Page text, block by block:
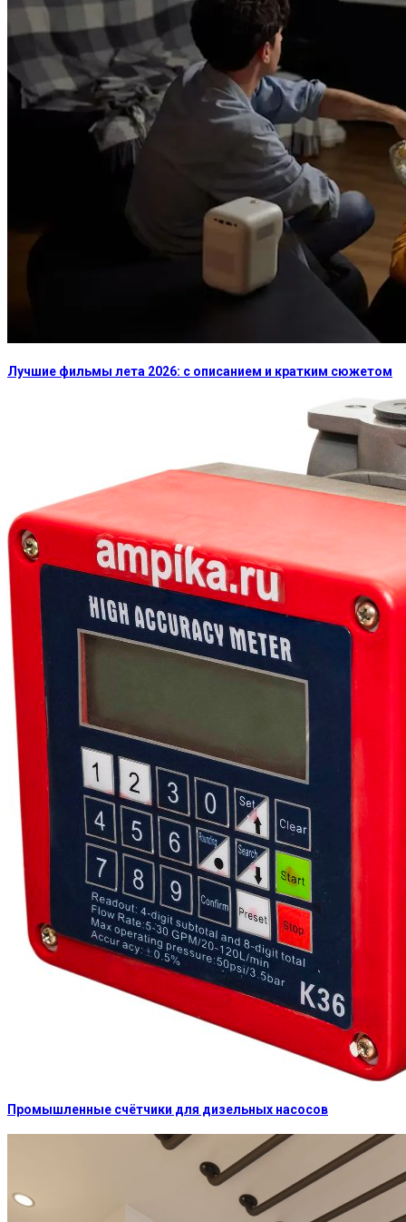
Лучшие фильмы лета 2026: с описанием и кратким сюжетом
Промышленные счётчики для дизельных насосов